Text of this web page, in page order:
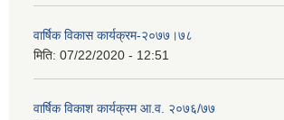
वार्षिक विकास कार्यक्रम-२०७७।७८
मिति: 07/22/2020 - 12:51
वार्षिक विकाश कार्यक्रम आ.व. २०७६/७७